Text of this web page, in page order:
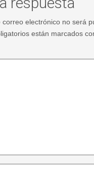
electrónico no será
están marcados